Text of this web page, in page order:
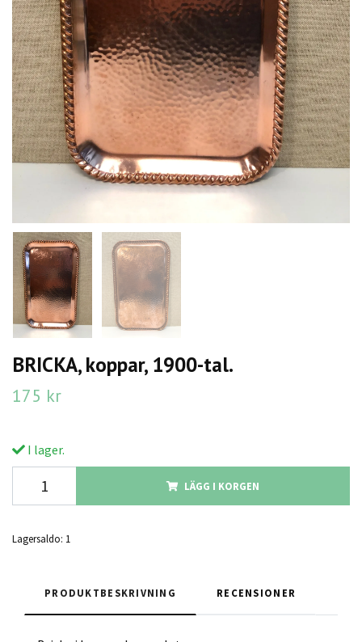
BRICKA, koppar, 1900-tal.
175 kr
I lager.
LÄGG I KORGEN
Lagersaldo: 1
PRODUKTBESKRIVNING RECENSIONER